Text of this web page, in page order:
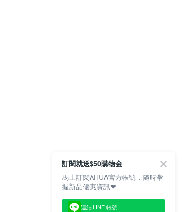
訂閱就送$50購物金
馬上訂閱AHUA官方帳號，隨時掌
握新品優惠資訊❤
連結 LINE 帳號